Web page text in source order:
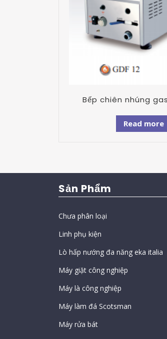
Bếp chiên nhúng
Read more
Sản Phẩm
Chưa phân loại
Linh phụ kiện
Lò hấp nướng đa năng eka italia
Máy giặt công nghiệp
Máy là công nghiệp
Máy làm đá Scotsman
Máy rửa bát